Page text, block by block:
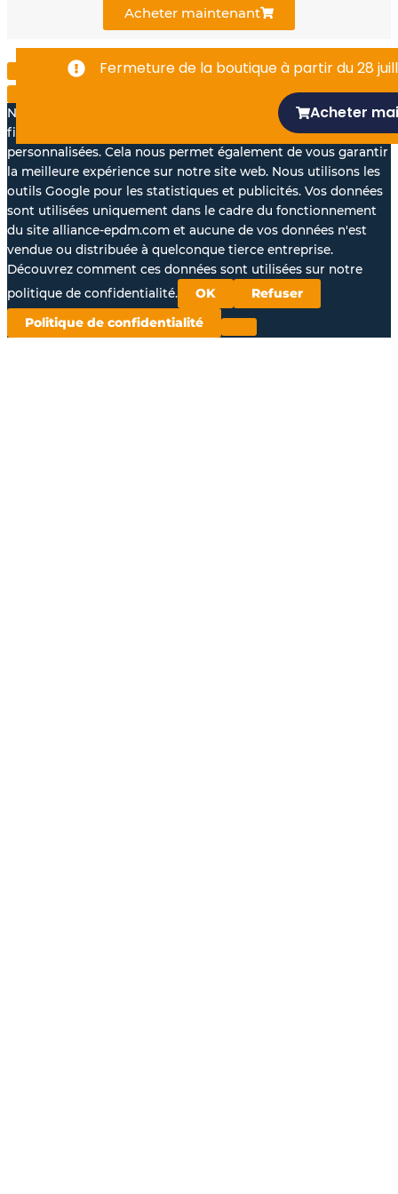
-
Acheter maintenant
Fermeture de la boutique à partir du 28
Acheter
Nous aimerions avec votre accord, utiliser vos données à des
fins statistiques et pour vous proposer des annonces
personnalisées. Cela nous permet également de vous garantir
la meilleure expérience sur notre site web. Nous utilisons les
outils Google pour les statistiques et publicités. Vos données
sont utilisées uniquement dans le cadre du fonctionnement
du site alliance-epdm.com et aucune de vos données n'est
vendue ou distribuée à quelconque tierce entreprise.
Découvrez comment ces données sont utilisées sur notre
politique de confidentialité.
OK Refuser
Politique de confidentialité